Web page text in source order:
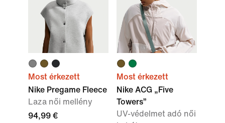
Most érkezett
Nike Pregame Fleece
Laza női mellény
94,99 €
Most érkezett
Nike ACG „Five
Towers”
UV-védelmet adó női